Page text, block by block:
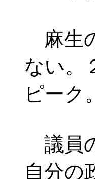
麻生
ない。
ピーク
議員
自分の